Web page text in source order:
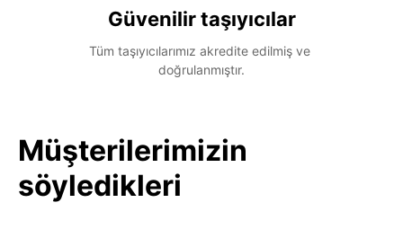
Güvenilir taşıyıcılar
Tüm taşıyıcılarımız akredite edilmiş ve
doğrulanmıştır.
Müşterilerimizin
söyledikleri